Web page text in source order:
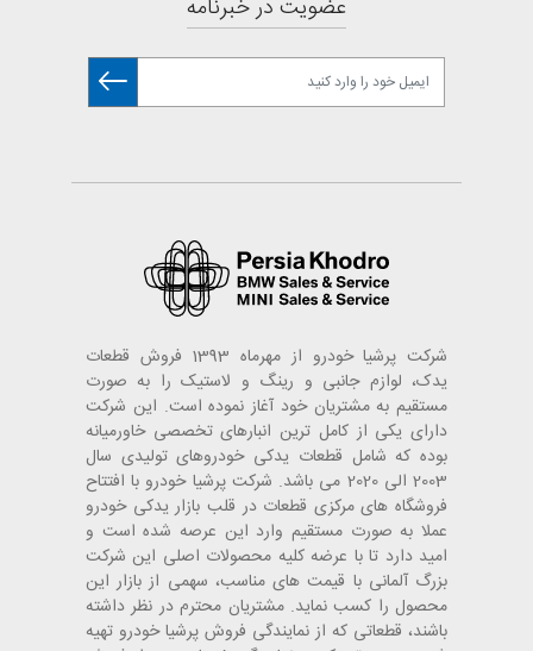
عضویت در خبرنامه
شرکت پرشیا خودرو از مهرماه 1393 فروش قطعات
یدک، لوازم جانبی و رینگ و لاستیک را به صورت
مستقیم به مشتریان خود آغاز نموده است. این شرکت
دارای یکی از کامل ترین انبارهای تخصصی خاورمیانه
بوده که شامل قطعات یدکی خودروهای تولیدی سال
2003 الی 2020 می باشد. شرکت پرشیا خودرو با افتتاح
فروشگاه های مرکزی قطعات در قلب بازار یدکی خودرو
عملا به صورت مستقیم وارد این عرصه شده است و
امید دارد تا با عرضه کلیه محصولات اصلی این شرکت
بزرگ آلمانی با قیمت های مناسب، سهمی از بازار این
محصول را کسب نماید. مشتریان محترم در نظر داشته
باشند، قطعاتی که از نمایندگی فروش پرشیا خودرو تهیه